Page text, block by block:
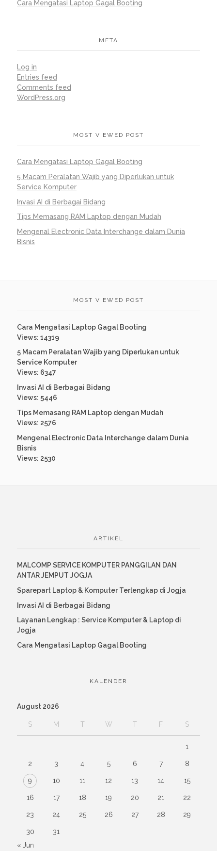
Cara Mengatasi Laptop Gagal Booting
META
Log in
Entries feed
Comments feed
WordPress.org
MOST VIEWED POST
Cara Mengatasi Laptop Gagal Booting
5 Macam Peralatan Wajib yang Diperlukan untuk
Service Komputer
Invasi AI di Berbagai Bidang
Tips Memasang RAM Laptop dengan Mudah
Mengenal Electronic Data Interchange dalam Dunia
Bisnis
MOST VIEWED POST
Cara Mengatasi Laptop Gagal Booting
Views: 14319
5 Macam Peralatan Wajib yang Diperlukan untuk
Service Komputer
Views: 6347
Invasi AI di Berbagai Bidang
Views: 5446
Tips Memasang RAM Laptop dengan Mudah
Views: 2576
Mengenal Electronic Data Interchange dalam Dunia
Bisnis
Views: 2530
ARTIKEL
MALCOMP SERVICE KOMPUTER PANGGILAN DAN
ANTAR JEMPUT JOGJA
Sparepart Laptop & Komputer Terlengkap di Jogja
Invasi AI di Berbagai Bidang
Layanan Lengkap : Service Komputer & Laptop di
Jogja
Cara Mengatasi Laptop Gagal Booting
KALENDER
August 2026
S M T W T F S
1
2 3 4 5 6 7 8
9 10 11 12 13 14 15
16 17 18 19 20 21 22
23 24 25 26 27 28 29
30
31
« Jun